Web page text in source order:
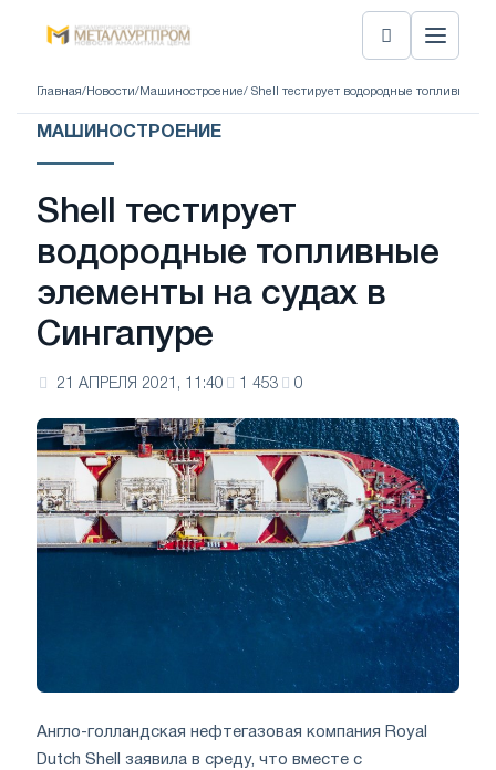
Главная/ Новости/ Машиностроение/ Shell тестирует водородные топливные
МАШИНОСТРОЕНИЕ
Shell тестирует
водородные топливные
элементы на судах в
Сингапуре
21 АПРЕЛЯ 2021, 11:40 1 453 0
Англо-голландская нефтегазовая компания Royal
Dutch Shell заявила в среду, что вместе с